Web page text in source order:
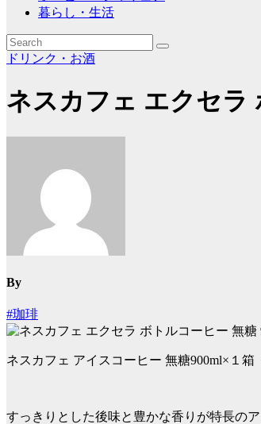
暮らし・生活
ドリンク・お酒
ネスカフェ エクセラ
By
#珈琲
ネスカフェ アイスコーヒー 無糖900ml×１箱
すっきりとした後味と豊かな香りが特長のア